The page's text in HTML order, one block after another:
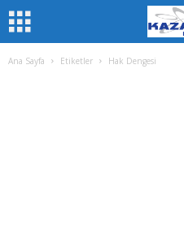
Ana Sayfa Etiketler Hak Dengesi